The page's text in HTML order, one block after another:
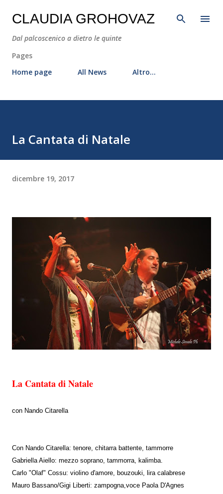
Passa ai contenuti principali
CLAUDIA GROHOVAZ
Dal palcoscenico a dietro le quinte
Pages
Home page
All News Altro…
La Cantata di Natale
dicembre 19, 2017
La Cantata di Natale
con Nando Citarella
Con Nando Citarella: tenore, chitarra battente, tammorre
Gabriella Aiello: mezzo soprano, tammorra, kalimba.
Carlo "Olaf" Cossu: violino d'amore, bouzouki, lira calabrese
Mauro Bassano/Gigi Liberti: zampogna,voce Paola D'Agnes